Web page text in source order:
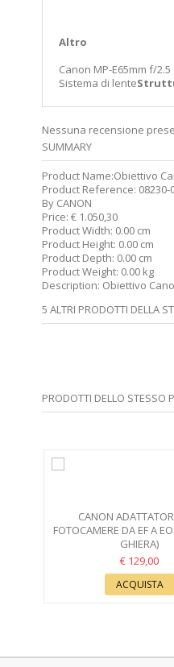
Altro
Canon MP-E65mm f/
Sistema di lente
Nessuna recensione
SUMMARY
Product Name:Obiettivo
Product Reference: 08230-
By CANON
Price: € 1.050,30
Product Width: 0.00 cm
Product Height: 0.00 cm
Product Depth: 0.00 cm
Product Weight: 0.00 kg
Description: Obiettivo
5 ALTRI PRODOTTI DELLA
PRODOTTI DELLO STESSO
CANON
FOTOCAMERE DA EF A
GHIERA)
€ 129,00
ACQUISTA